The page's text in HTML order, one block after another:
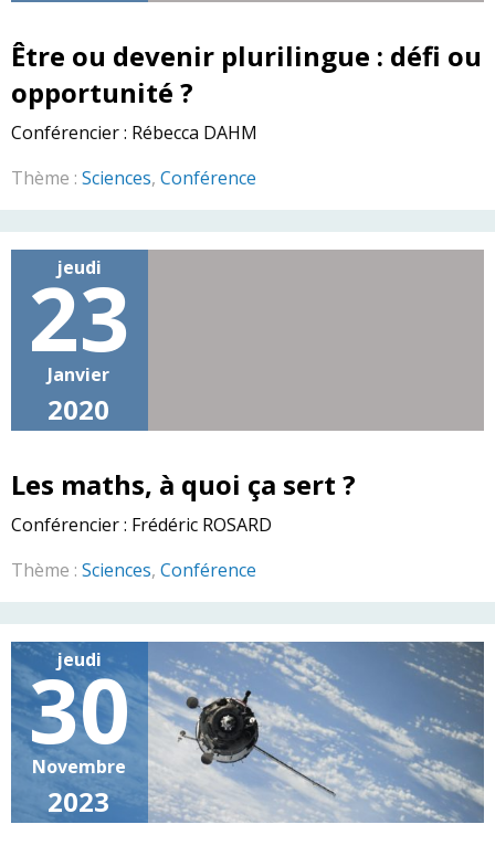
Être ou devenir plurilingue : défi ou
opportunité ?
Conférencier : Rébecca DAHM
Thème : Sciences, Conférence
jeudi
23
Janvier
2020
Les maths, à quoi ça sert ?
Conférencier : Frédéric ROSARD
Thème : Sciences, Conférence
jeudi
30
Novembre
2023